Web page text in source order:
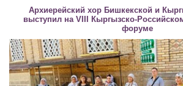
Архиерейский хор Бишкекской и
выступил на VIII Кыргызско-
форуме